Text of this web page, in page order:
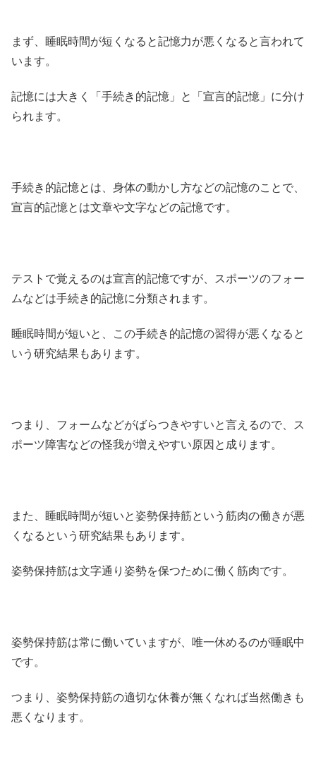
まず、睡眠時間が短くなると記憶力が悪くなると言われて
います。
記憶には大きく「手続き的記憶」と「宣言的記憶」に分け
られます。
手続き的記憶とは、身体の動かし方などの記憶のことで、
宣言的記憶とは文章や文字などの記憶です。
テストで覚えるのは宣言的記憶ですが、スポーツのフォー
ムなどは手続き的記憶に分類されます。
睡眠時間が短いと、この手続き的記憶の習得が悪くなると
いう研究結果もあります。
つまり、フォームなどがばらつきやすいと言えるので、ス
ポーツ障害などの怪我が増えやすい原因と成ります。
また、睡眠時間が短いと姿勢保持筋という筋肉の働きが悪
くなるという研究結果もあります。
姿勢保持筋は文字通り姿勢を保つために働く筋肉です。
姿勢保持筋は常に働いていますが、唯一休めるのが睡眠中
です。
つまり、姿勢保持筋の適切な休養が無くなれば当然働きも
悪くなります。